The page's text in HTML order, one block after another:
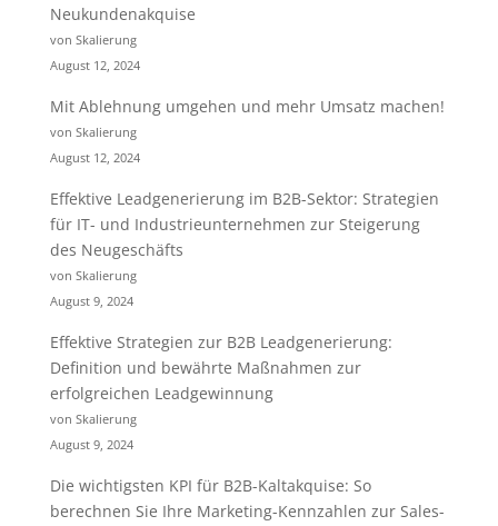
Neukundenakquise
von Skalierung
August 12, 2024
Mit Ablehnung umgehen und mehr Umsatz machen!
von Skalierung
August 12, 2024
Effektive Leadgenerierung im B2B-Sektor: Strategien
für IT- und Industrieunternehmen zur Steigerung
des Neugeschäfts
von Skalierung
August 9, 2024
Effektive Strategien zur B2B Leadgenerierung:
Definition und bewährte Maßnahmen zur
erfolgreichen Leadgewinnung
von Skalierung
August 9, 2024
Die wichtigsten KPI für B2B-Kaltakquise: So
berechnen Sie Ihre Marketing-Kennzahlen zur Sales-